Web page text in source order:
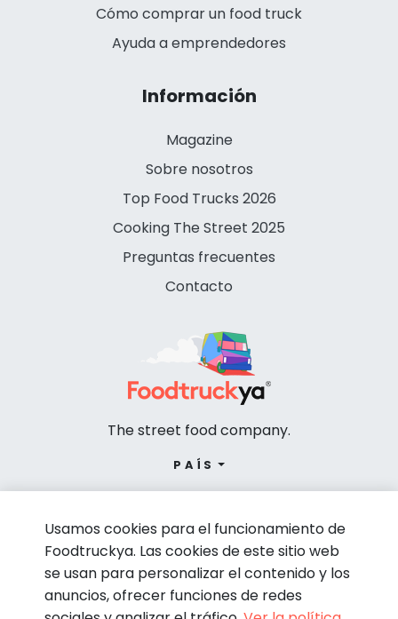
Cómo comprar un food truck
Ayuda a emprendedores
Información
Magazine
Sobre nosotros
Top Food Trucks 2026
Cooking The Street 2025
Preguntas frecuentes
Contacto
The street food company.
PAÍS
Usamos cookies para el funcionamiento de
Foodtruckya. Las cookies de este sitio web
se usan para personalizar el contenido y los
anuncios, ofrecer funciones de redes